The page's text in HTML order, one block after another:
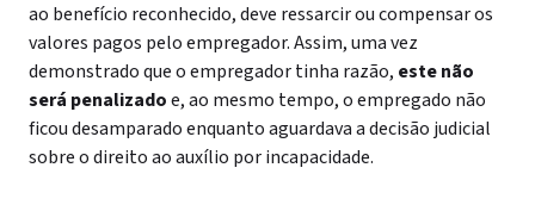
ao benefício reconhecido, deve ressarcir ou compensar os
valores pagos pelo empregador. Assim, uma vez
demonstrado que o empregador tinha razão, este não
será penalizadoe, ao mesmo tempo, o empregado não
ficou desamparado enquanto aguardava a decisão judicial
sobre o direito ao auxílio por incapacidade.